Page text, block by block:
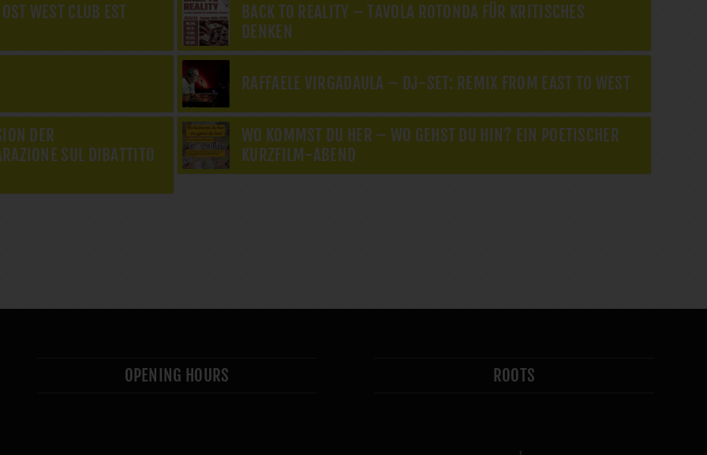
WEST CLUB EST
BACK TO REALITY – TAVOLA ROTONDA FÜR KRITISCHES
DENKEN
RAFFAELE VIRGADAULA – DJ-SET: REMIX FROM EAST TO WEST
DER
SUL DIBATTITO
WO KOMMST DU HER – WO GEHST DU HIN? EIN POETISCHER
KURZFILM-ABEND
OPENING HOURS ROOTS